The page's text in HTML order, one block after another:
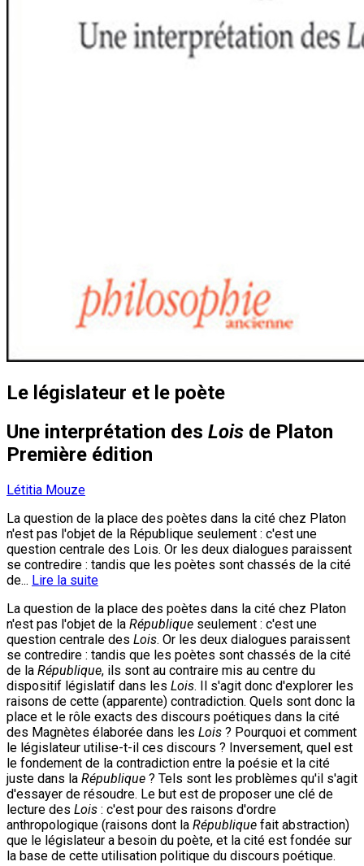
Le législateur et le poète
Une interprétation des Lois de Platon
Première édition
Létitia Mouze
La question de la place des poètes dans la cité chez Platon
n'est pas l'objet de la République seulement : c'est une
question centrale des Lois. Or les deux dialogues paraissent
se contredire : tandis que les poètes sont chassés de la cité
de... Lire la suite
La question de la place des poètes dans la cité chez Platon
n'est pas l'objet de la République seulement : c'est une
question centrale des Lois. Or les deux dialogues paraissent
se contredire : tandis que les poètes sont chassés de la cité
de la République, ils sont au contraire mis au centre du
dispositif législatif dans les Lois. Il s'agit donc d'explorer les
raisons de cette (apparente) contradiction. Quels sont donc la
place et le rôle exacts des discours poétiques dans la cité
des Magnètes élaborée dans les Lois ? Pourquoi et comment
le législateur utilise-t-il ces discours ? Inversement, quel est
le fondement de la contradiction entre la poésie et la cité
juste dans la République ? Tels sont les problèmes qu'il s'agit
d'essayer de résoudre. Le but est de proposer une clé de
lecture des Lois : c'est pour des raisons d'ordre
anthropologique (raisons dont la République fait abstraction)
que le législateur a besoin du poète, et la cité est fondée sur
la base de cette utilisation politique du discours poétique.